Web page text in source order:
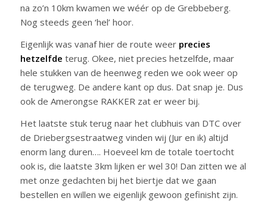
na zo’n 10km kwamen we wéér op de Grebbeberg.
Nog steeds geen ‘hel’ hoor.
Eigenlijk was vanaf hier de route weer precies
hetzelfde terug. Okee, niet precies hetzelfde, maar
hele stukken van de heenweg reden we ook weer op
de terugweg. De andere kant op dus. Dat snap je. Dus
ook de Amerongse RAKKER zat er weer bij.
Het laatste stuk terug naar het clubhuis van DTC over
de Driebergsestraatweg vinden wij (Jur en ik) altijd
enorm lang duren…. Hoeveel km de totale toertocht
ook is, die laatste 3km lijken er wel 30! Dan zitten we al
met onze gedachten bij het biertje dat we gaan
bestellen en willen we eigenlijk gewoon gefinisht zijn.